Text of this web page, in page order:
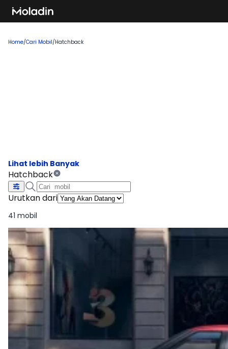
Home/Cari Mobil/Hatchback
Hatchback
Urutkan dari
41 mobil